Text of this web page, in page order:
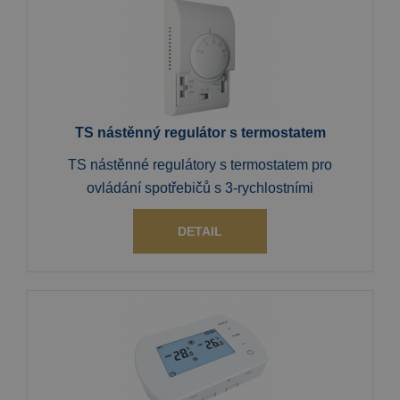
TS nástěnný regulátor s termostatem
TS nástěnné regulátory s termostatem pro
ovládání spotřebičů s 3-rychlostními
DETAIL